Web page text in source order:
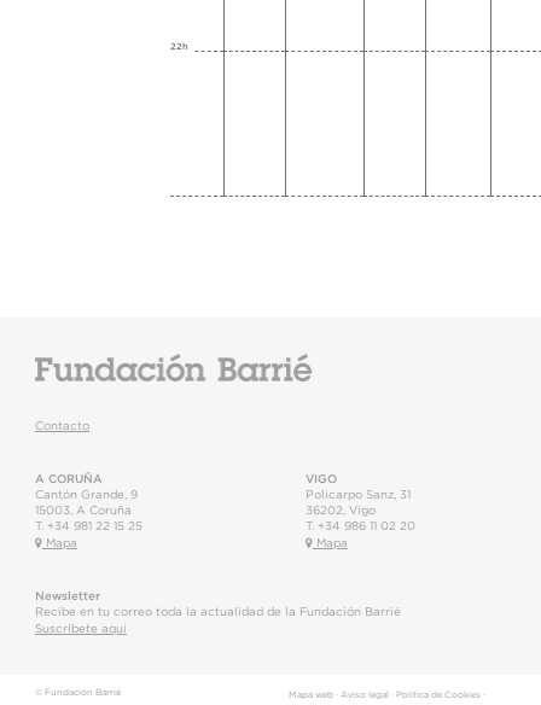
22h
Contacto
A CORUÑA
Cantón Grande, 9
15003
A Coruña
T. +34 981 22 15 25
Mapa
VIGO
Policarpo Sanz, 31
36202 Vigo
T. +34 986 11 02 20
Mapa
Newsletter
Recibe en tu correo toda la actualidad de la Fundación Barrié
Suscríbete aquí
© Fundación Barrié Mapa web· Aviso legal · Política de Cookies ·